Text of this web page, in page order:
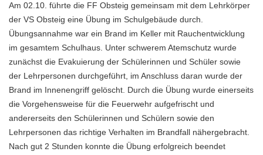
Am 02.10. führte die FF Obsteig gemeinsam mit dem Lehrkörper
der VS Obsteig eine Übung im Schulgebäude durch.
Übungsannahme war ein Brand im Keller mit Rauchentwicklung
im gesamtem Schulhaus. Unter schwerem Atemschutz wurde
zunächst die Evakuierung der Schülerinnen und Schüler sowie
der Lehrpersonen durchgeführt, im Anschluss daran wurde der
Brand im Innenengriff gelöscht. Durch die Übung wurde einerseits
die Vorgehensweise für die Feuerwehr aufgefrischt und
andererseits den Schülerinnen und Schülern sowie den
Lehrpersonen das richtige Verhalten im Brandfall nähergebracht.
Nach gut 2 Stunden konnte die Übung erfolgreich beendet